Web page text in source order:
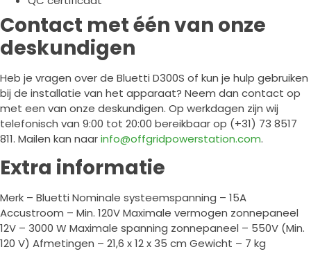
Contact met één van onze
deskundigen
Heb je vragen over de Bluetti D300S of kun je hulp gebruiken
bij de installatie van het apparaat? Neem dan contact op
met een van onze deskundigen. Op werkdagen zijn wij
telefonisch van 9:00 tot 20:00 bereikbaar op (+31) 73 8517
811. Mailen kan naarinfo@offgridpowerstation.com.
Extra informatie
Merk – Bluetti Nominale systeemspanning – 15A
Accustroom – Min. 120V Maximale vermogen zonnepaneel
12V – 3000 W Maximale spanning zonnepaneel – 550V (Min.
120 V) Afmetingen – 21,6 x 12 x 35 cm Gewicht – 7 kg